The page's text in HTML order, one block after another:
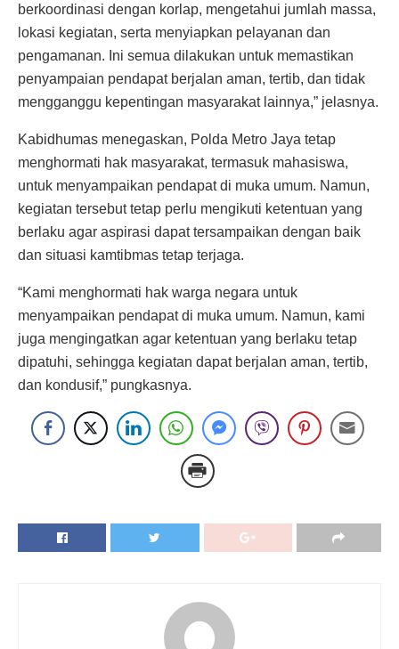
berkoordinasi dengan korlap, mengetahui jumlah massa,
lokasi kegiatan, serta menyiapkan pelayanan dan
pengamanan. Ini semua dilakukan untuk memastikan
penyampaian pendapat berjalan aman, tertib, dan tidak
mengganggu kepentingan masyarakat lainnya,” jelasnya.
Kabidhumas menegaskan, Polda Metro Jaya tetap
menghormati hak masyarakat, termasuk mahasiswa,
untuk menyampaikan pendapat di muka umum. Namun,
kegiatan tersebut tetap perlu mengikuti ketentuan yang
berlaku agar aspirasi dapat tersampaikan dengan baik
dan situasi kamtibmas tetap terjaga.
“Kami menghormati hak warga negara untuk
menyampaikan pendapat di muka umum. Namun, kami
juga mengingatkan agar ketentuan yang berlaku tetap
dipatuhi, sehingga kegiatan dapat berjalan aman, tertib,
dan kondusif,” pungkasnya.